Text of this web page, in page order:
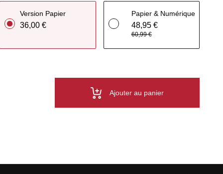
Version Papier
36,00 €
Papier & Numérique
48,95 €
60,99 €
Ajouter au panier